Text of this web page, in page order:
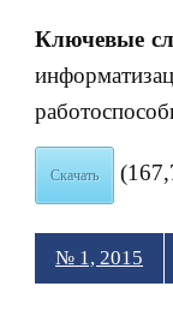
Ключевые
Скачать
№ 1, 2015